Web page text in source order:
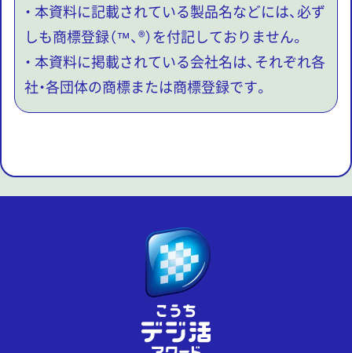
・ 本資料に記載されている製品名などには、必ず
しも商標登録（™、®）を付記しておりません。
・ 本資料に掲載されている会社名は、それぞれ各
社・各団体の商標または商標登録です。